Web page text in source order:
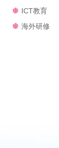
ICT教育
海外研修